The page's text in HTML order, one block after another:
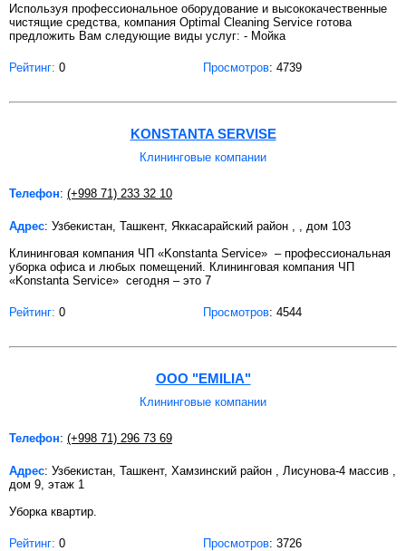
Используя профессиональное оборудование и высококачественные
чистящие средства, компания Optimal Cleaning Service готова
предложить Вам следующие виды услуг: - Мойка
Рейтинг: 0 Просмотров: 4739
KONSTANTA SERVISE
Клининговые компании
Телефон: (+998 71) 233 32 10
Адрес: Узбекистан, Ташкент, Яккасарайский район , , дом 103
Клининговая компания ЧП «Konstanta Service» – профессиональная
уборка офиса и любых помещений. Клининговая компания ЧП
«Konstanta Service» сегодня – это 7
Рейтинг: 0 Просмотров: 4544
OOO "EMILIA"
Клининговые компании
Телефон: (+998 71) 296 73 69
Адрес: Узбекистан, Ташкент, Хамзинский район , Лисунова-4 массив ,
дом 9, этаж 1
Уборка квартир.
Рейтинг: 0 Просмотров: 3726